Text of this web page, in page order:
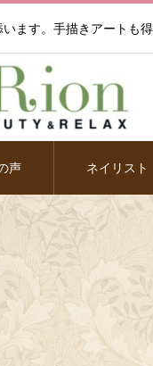
ます。手描きアートも
声 ネイリスト